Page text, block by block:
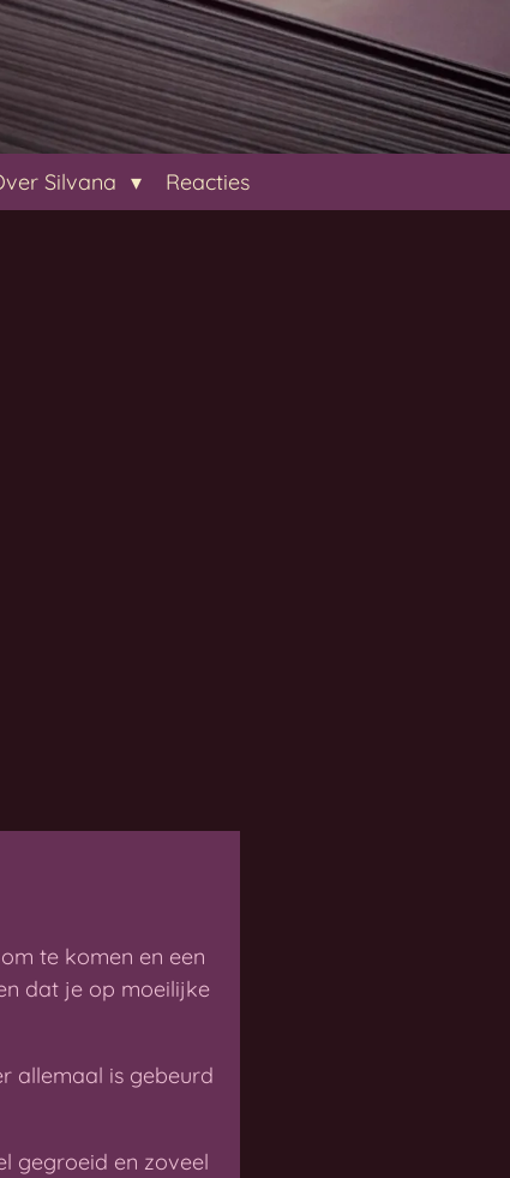
Silvana Reacties
te komen en een
dat je op moeilijke
allemaal is gebeurd
gegroeid en zoveel